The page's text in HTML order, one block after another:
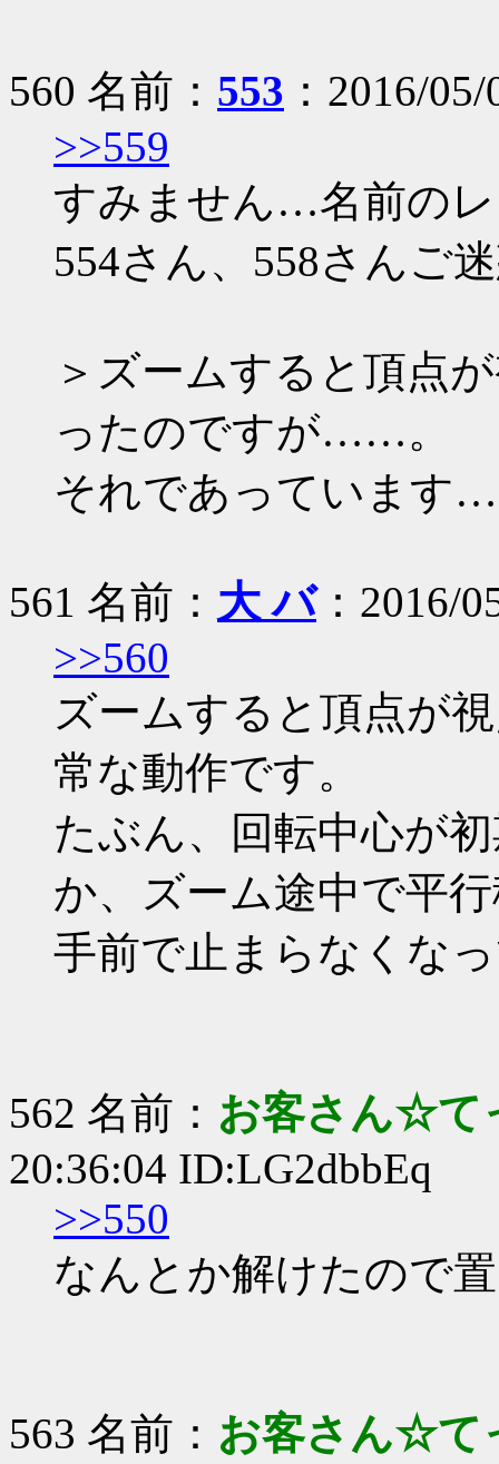
560 名前： 553 ：2016/
>>559
すみません…名前の
554さん、558さんご
＞ズームすると頂点
ったのですが……。
それであっています…
561 名前： 大 バ：2016/
>>560
ズームすると頂点が
常な動作です。
たぶん、回転中心が
か、ズーム途中で平
手前で止まらなくな
562 名前： お客さん☆て
20:36:04 ID:LG2dbbEq
>>550
なんとか解けたので
563 名前： お客さん☆て